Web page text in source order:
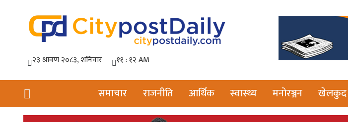
समाचार राजनीति आर्थिक स्वास्थ्य मनोरञ्जन खेलकुद